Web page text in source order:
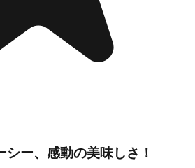
ー、感動の美味しさ！